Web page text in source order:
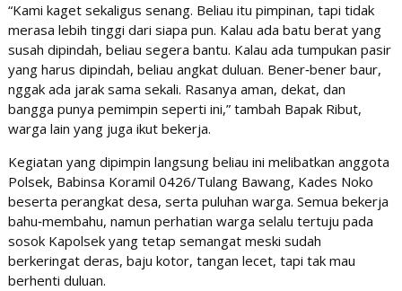
“Kami kaget sekaligus senang. Beliau itu pimpinan, tapi tidak
merasa lebih tinggi dari siapa pun. Kalau ada batu berat yang
susah dipindah, beliau segera bantu. Kalau ada tumpukan pasir
yang harus dipindah, beliau angkat duluan. Bener‑bener baur,
nggak ada jarak sama sekali. Rasanya aman, dekat, dan
bangga punya pemimpin seperti ini,” tambah Bapak Ribut,
warga lain yang juga ikut bekerja.
Kegiatan yang dipimpin langsung beliau ini melibatkan anggota
Polsek, Babinsa Koramil 0426/Tulang Bawang, Kades Noko
beserta perangkat desa, serta puluhan warga. Semua bekerja
bahu‑membahu, namun perhatian warga selalu tertuju pada
sosok Kapolsek yang tetap semangat meski sudah
berkeringat deras, baju kotor, tangan lecet, tapi tak mau
berhenti duluan.